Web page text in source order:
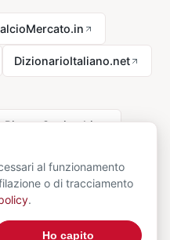
DizionarioItaliano.net
RicetteCucina.biz
n. 62 del 07.03.2001
tutti i diritti riservati. Privacy
al funzionamento
o di tracciamento
.
Ho capito